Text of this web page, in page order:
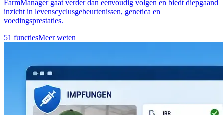
FarmManager gaat verder dan eenvoudig volgen en biedt diepgaand
inzicht in levenscyclusgebeurtenissen, genetica en
voedingsprestaties.
51 functiesMeer weten